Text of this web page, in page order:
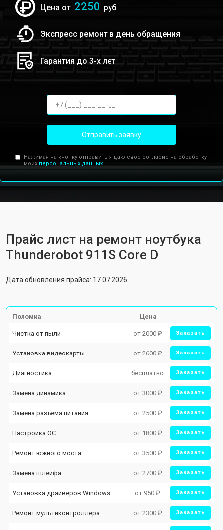
Цена от 2250 руб
Экспресс ремонт в день обращения
Гарантия до 3-х лет
Отправить заявку
Нажимая на кнопку отправить я даю свое согласие на обработку
моих персональных данных.
Прайс лист на ремонт ноутбука
Thunderobot 911S Core D
Дата обновления прайса: 17.07.2026
Поломка Цена
Чистка от пыли от 2000 ₽ Заказать
Установка видеокарты от 2600 ₽ Заказать
Диагностика бесплатно Заказать
Замена динамика от 3000 ₽ Заказать
Замена разъема питания от 2500 ₽ Заказать
Настройка ОС от 1800 ₽ Заказать
Ремонт южного моста от 3500 ₽ Заказать
Замена шлейфа от 2700 ₽ Заказать
Установка драйверов Windows от 950 ₽ Заказать
Ремонт мультиконтроллера от 2300 ₽ Заказать